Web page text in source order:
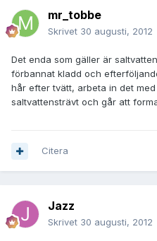
mr_tobbe
Skrivet 30 augusti, 2012
Det enda som gäller är
förbannat kladd och
hår efter tvätt, arbeta in det
saltvattensträvt och går att
Citera
Jazz
Skrivet 30 augusti, 2012